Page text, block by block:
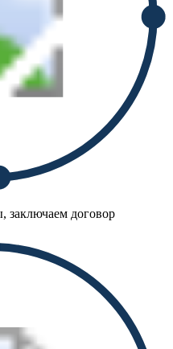
заключаем договор